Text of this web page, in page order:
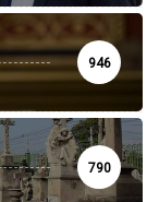
946
790